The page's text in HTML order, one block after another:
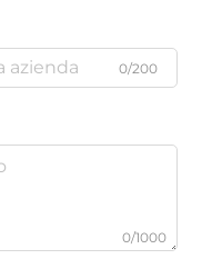
0/200
0/1000